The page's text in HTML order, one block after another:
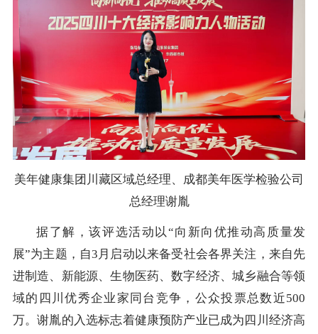
美年健康集团川藏区域总经理、成都美年医学检验公司
总经理谢胤
据了解，该评选活动以“向新向优推动高质量发
展”为主题，自3月启动以来备受社会各界关注，来自先
进制造、新能源、生物医药、数字经济、城乡融合等领
域的四川优秀企业家同台竞争，公众投票总数近500
万。谢胤的入选标志着健康预防产业已成为四川经济高